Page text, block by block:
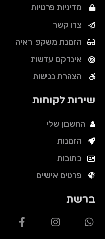
מדיניות פרטיות
צרו קשר
הזמנת משקפי ראיה
אינדקס עדשות
הצהרת נגישות
שירות לקוחות
החשבון שלי
הזמנות
כתובות
פרטים אישיים
ברשת